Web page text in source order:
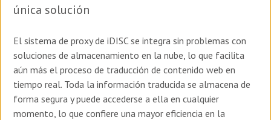
única solución
El sistema de proxy de iDISC se integra sin problemas con
soluciones de almacenamiento en la nube, lo que facilita
aún más el proceso de traducción de contenido web en
tiempo real. Toda la información traducida se almacena de
forma segura y puede accederse a ella en cualquier
momento, lo que confiere una mayor eficiencia en la